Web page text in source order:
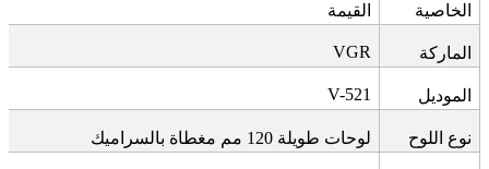
الخاصية القيمة
الماركة VGR
الموديل V-521
نوع اللوح لوحات طويلة 120 مم مغطاة بالسراميك